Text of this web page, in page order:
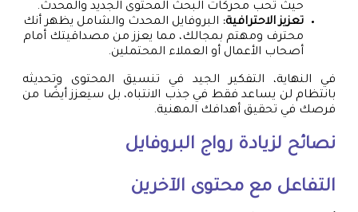
حيث تحب محركات البحث المحتوى الجديد والمحدث.
تعزيز الاحترافية: البروفايل المحدث والشامل يظهر أنك
محترف ومهتم بمجالك، مما يعزز من مصداقيتك أمام
أصحاب الأعمال أو العملاء المحتملين.
في النهاية، التفكير الجيد في تنسيق المحتوى وتحديثه
بانتظام لن يساعد فقط في جذب الانتباه، بل سيعزز أيضًا من
فرصك في تحقيق أهدافك المهنية.
نصائح لزيادة رواج البروفايل
التفاعل مع محتوى الآخرين